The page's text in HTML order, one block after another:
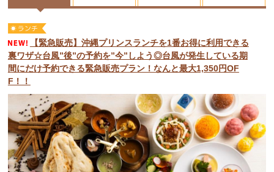
【緊急販売】沖縄プリンスランチを1番お得に利用できる
裏ワザ☆台風”後”の予約を”今”しよう◎台風が発生している期
間にだけ予約できる緊急販売プラン！なんと最大1,350円OF
F！！